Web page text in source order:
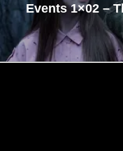
Events 1×02 –